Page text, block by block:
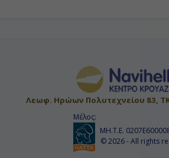
Λεωφ. Ηρώων Πολυτεχνείου 83, ΤΚ:
Μέλος:
ΜΗ.Τ.Ε.
© 2026 - All rights